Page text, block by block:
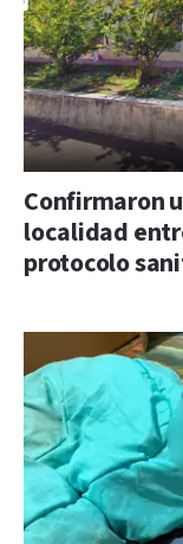
Confirmaron
localidad
protocolo